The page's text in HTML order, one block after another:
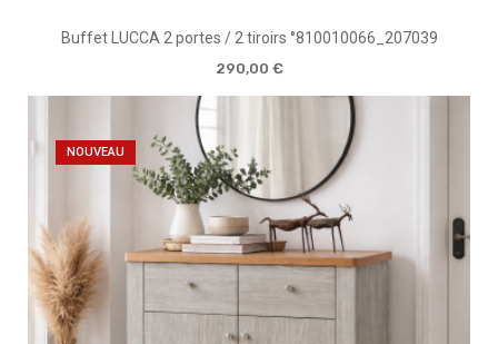
Buffet LUCCA 2 portes / 2 tiroirs °810010066_207039
290,00 €
NOUVEAU